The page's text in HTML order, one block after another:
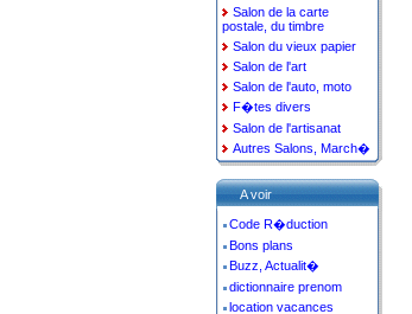
Salon de la carte
postale, du timbre
Salon du vieux papier
Salon de l'art
Salon de l'auto, moto
F�tes divers
Salon de l'artisanat
Autres Salons, March�
A voir
Code R�duction
Bons plans
Buzz, Actualit�
dictionnaire prenom
location vacances